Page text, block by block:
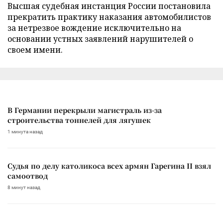
Высшая судебная инстанция России постановила
прекратить практику наказания автомобилистов
за нетрезвое вождение исключительно на
основании устных заявлений нарушителей о
своем имени.
В Германии перекрыли магистраль из-за
строительства тоннелей для лягушек
1 минута назад
Судья по делу католикоса всех армян Гарегина II взял
самоотвод
8 минут назад